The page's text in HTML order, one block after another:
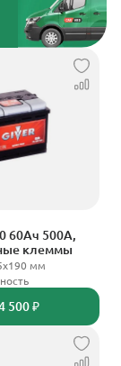
60Ач 500А,
клеммы
мм
500 ₽